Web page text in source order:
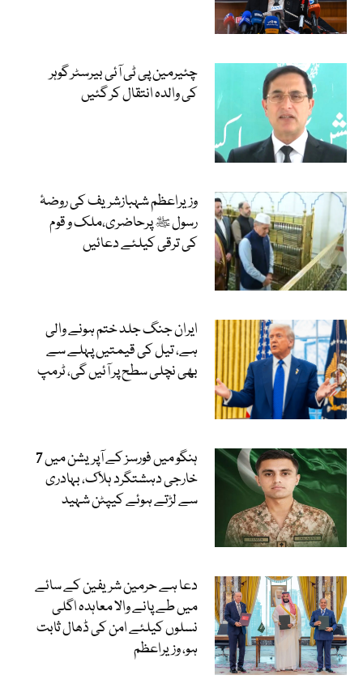
چئیرمین پی ٹی آئی بیرسٹر گوہر
کی والدہ انتقال کر گئیں
وزیراعظم شہبازشریف کی روضۂ
رسول ﷺ پرحاضری،ملک و قوم
کی ترقی کیلئے دعائیں
ایران جنگ جلد ختم ہونے والی
ہے، تیل کی قیمتیں پہلے سے
بھی نچلی سطح پر آئیں گی، ٹرمپ
ہنگو میں فورسز کے آپریشن میں 7
خارجی دہشتگرد ہلاک، بہادری
سے لڑتے ہوئے کیپٹن شہید
دعا ہے حرمین شریفین کے سائے
میں طے پانے والا معاہدہ اگلی
نسلوں کیلئے امن کی ڈھال ثابت
ہو، وزیراعظم